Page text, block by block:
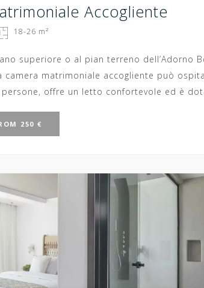
Accogliente
18-26 m²
superiore o al pian terreno dell’Adorno
camera matrimoniale accogliente può
offre un letto confortevole ed è
250 €